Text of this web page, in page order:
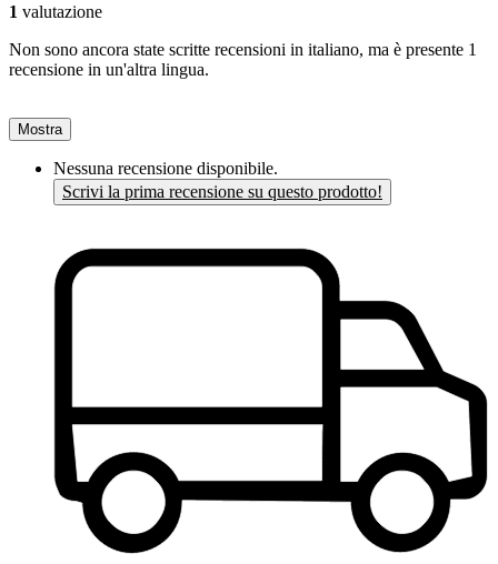
1 valutazione
Non sono ancora state scritte recensioni in italiano, ma è presente 1
recensione in un'altra lingua.
Mostra
Nessuna recensione disponibile.
Scrivi la prima recensione su questo prodotto!